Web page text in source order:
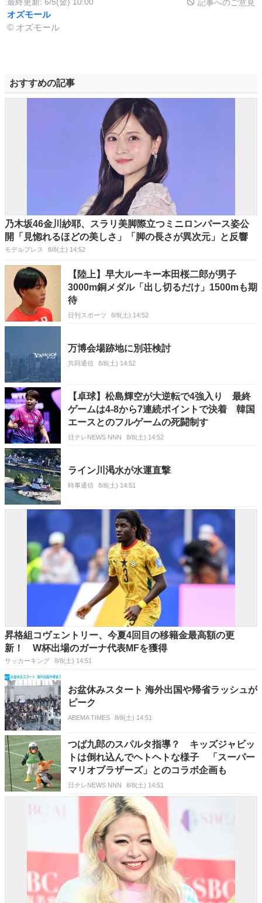
最終更新: 6/5(金) 10:00 記事へのご意見
オズモール
© オズモール
おすすめの記事
乃木坂46金川紗耶、スラリ美脚際立つミニロンパース姿公
開「見惚れるほどの美しさ」「脚の長さが異次元」と反響
モデルプレス 8/8(土) 14:52
【陸上】早大ルーキー本田桜二郎が男子
3000m銅メダル「出し切るだけ」1500mも期
待
日刊スポーツ 8/8(土) 14:52
万博会場跡地に別荘検討
共同通信 8/8(土) 14:52
【卓球】松島輝空が大逆転で4強入り 最終
ゲームは4-8から7連続ポイントで決着 韓国
エースとのフルゲームの死闘制す
日テレNEWS NNN 8/8(土) 14:52
ライン川渇水が水運直撃
時事通信 8/8(土) 14:51
昇格組コヴェントリー、今夏4回目の移籍金最高額の更
新！ W杯出場のガーナ代表MFを獲得
サッカーキング 8/8(土) 14:51
お盆休みスタート 海外出国や帰省ラッシュが
ピーク
ABEMA TIMES 8/8(土) 14:51
つば九郎のスパルタ指導？ キッズジャビッ
トは倒れ込んでヘトヘトな様子 「スーパー
マリオブラザーズ」とのコラボ企画も
日テレNEWS NNN 8/8(土) 14:51